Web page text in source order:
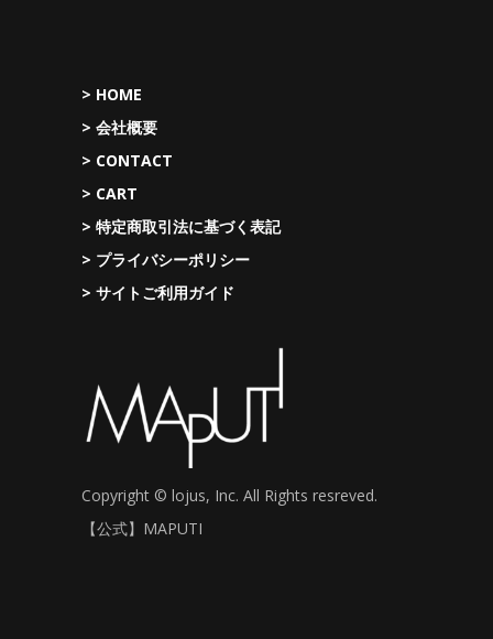
> HOME
> 会社概要
> CONTACT
> CART
> 特定商取引法に基づく表記
> プライバシーポリシー
> サイトご利用ガイド
Copyright © lojus, Inc. All Rights resreved.
【公式】MAPUTI